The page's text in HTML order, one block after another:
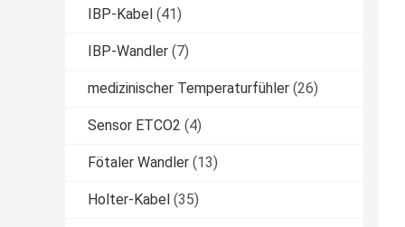
IBP-Kabel (41)
IBP-Wandler (7)
medizinischer Temperaturfühler (26)
Sensor ETCO2 (4)
Fötaler Wandler (13)
Holter-Kabel (35)